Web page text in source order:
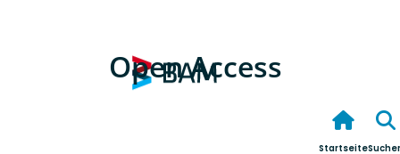
Open Access
Startseite